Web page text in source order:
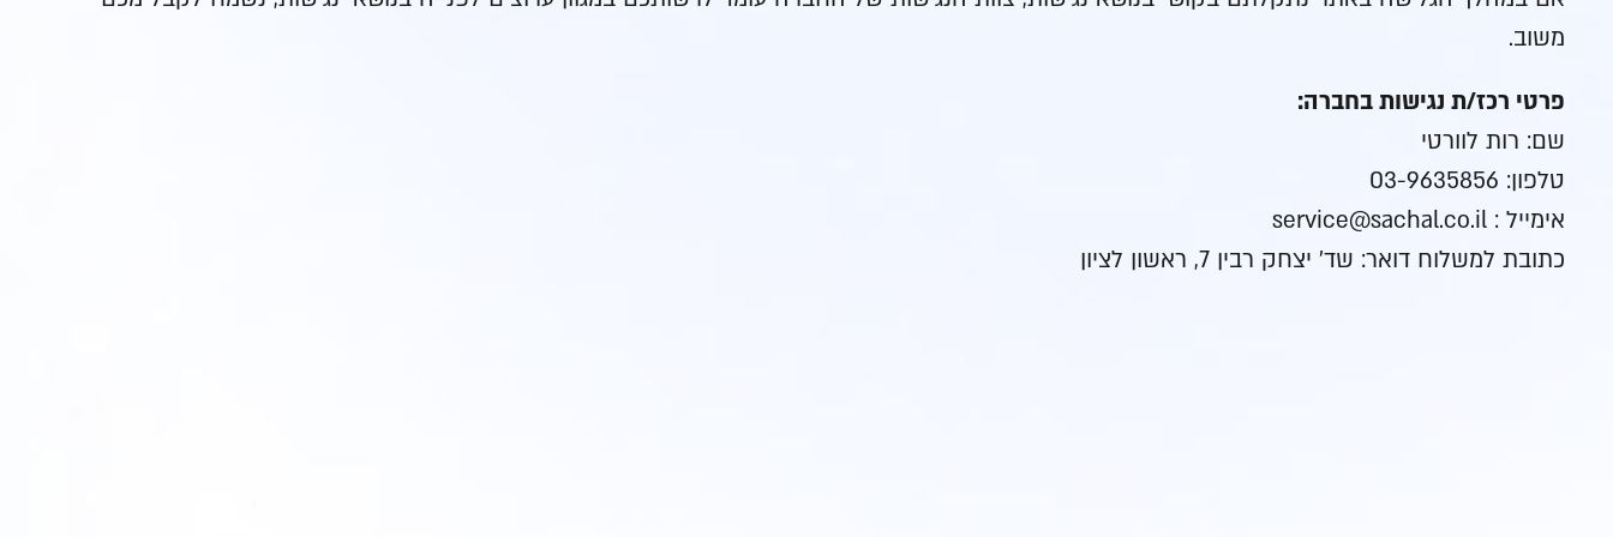
משוב.
פרטי רכז/ת נגישות בחברה:
שם: רות לוורטי
טלפון: 03-9635856
אימייל : service@sachal.co.il
כתובת למשלוח דואר: שד’ יצחק רבין 7, ראשון לציון